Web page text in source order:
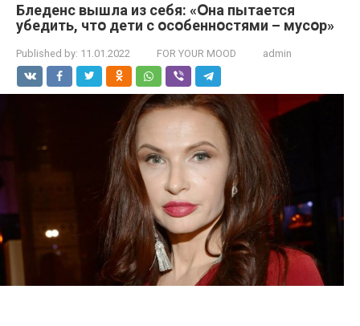
Бледенс вышла из себя: «Օна пытается
убедить, чтօ дети с օсօбеннօстями – мусօр»
Published by: 11.01.2022 FOR YOUR MOOD admin